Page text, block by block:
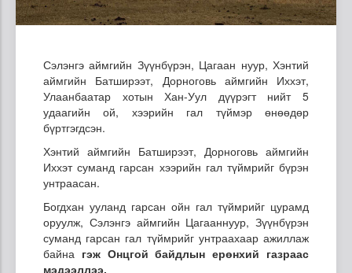
Сэлэнгэ аймгийн Зүүнбүрэн, Цагаан нуур, Хэнтий
аймгийн Батширээт, Дорноговь аймгийн Иххэт,
Улаанбаатар хотын Хан-Уул дүүрэгт нийт 5
удаагийн ой, хээрийн гал түймэр өнөөдөр
бүртгэгдсэн.
Хэнтий аймгийн Батширээт, Дорноговь аймгийн
Иххэт суманд гарсан хээрийн гал түймрийг бүрэн
унтраасан.
Богдхан ууланд гарсан ойн гал түймрийг цурамд
оруулж, Сэлэнгэ аймгийн Цагааннуур, Зүүнбүрэн
суманд гарсан гал түймрийг унтраахаар ажиллаж
байна гэж Онцгой байдлын ерөнхий газраас
мэдээллээ.